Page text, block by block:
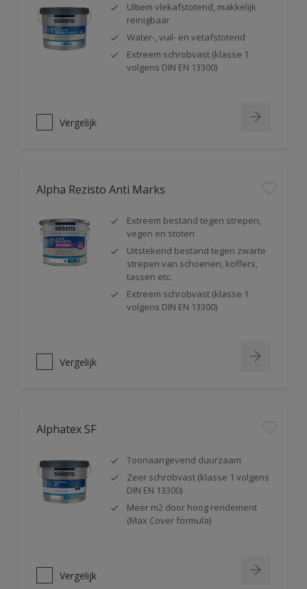
Ultiem vlekafstotend, makkelijk
reinigbaar
Water-, vuil- en vetafstotend
Extreem schrobvast (klasse 1
volgens DIN EN 13300)
Vergelijk
Alpha Rezisto Anti Marks
Extreem bestand tegen strepen,
vegen en stoten
Uitstekend bestand tegen zwarte
strepen van schoenen, koffers,
tassen etc.
Extreem schrobvast (klasse 1
volgens DIN EN 13300)
Vergelijk
Alphatex SF
Toonaangevend duurzaam
Zeer schrobvast (klasse 1 volgens
DIN EN 13300)
Meer m2 door hoog rendement
(Max Cover formula)
Vergelijk